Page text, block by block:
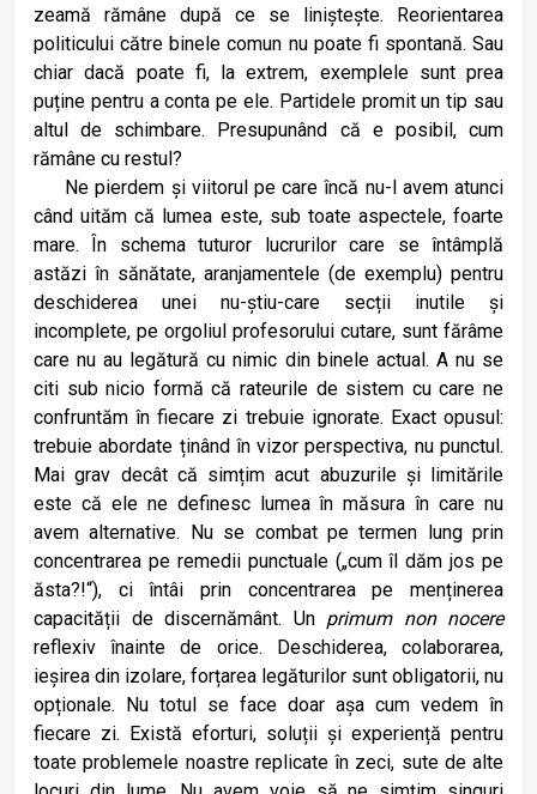
zeamă rămâne după ce se liniștește. Reorientarea
politicului către binele comun nu poate fi spontană. Sau
chiar dacă poate fi, la extrem, exemplele sunt prea
puține pentru a conta pe ele. Partidele promit un tip sau
altul de schimbare. Presupunând că e posibil, cum
rămâne cu restul?
Ne pierdem și viitorul pe care încă nu-l avem atunci
când uităm că lumea este, sub toate aspectele, foarte
mare. În schema tuturor lucrurilor care se întâmplă
astăzi în sănătate, aranjamentele (de exemplu) pentru
deschiderea unei nu-știu-care secții inutile și
incomplete, pe orgoliul profesorului cutare, sunt fărâme
care nu au legătură cu nimic din binele actual. A nu se
citi sub nicio formă că rateurile de sistem cu care ne
confruntăm în fiecare zi trebuie ignorate. Exact opusul:
trebuie abordate ținând în vizor perspectiva, nu punctul.
Mai grav decât că simțim acut abuzurile și limitările
este că ele ne definesc lumea în măsura în care nu
avem alternative. Nu se combat pe termen lung prin
concentrarea pe remedii punctuale („cum îl dăm jos pe
ăsta?!“), ci întâi prin concentrarea pe menținerea
capacității de discernământ. Un primum non nocere
reflexiv înainte de orice. Deschiderea, colaborarea,
ieșirea din izolare, forțarea legăturilor sunt obligatorii, nu
opționale. Nu totul se face doar așa cum vedem în
fiecare zi. Există eforturi, soluții și experiență pentru
toate problemele noastre replicate în zeci, sute de alte